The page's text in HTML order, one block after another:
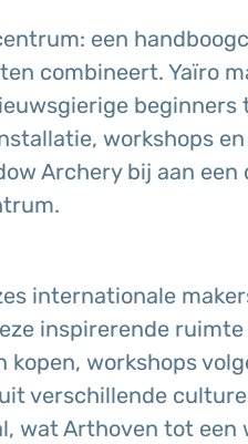
een
combineert. Yaïro
beginners
workshops
Archery bij aan een
internationale
inspirerende
kopen, workshops
verschillende
wat Arthoven tot een